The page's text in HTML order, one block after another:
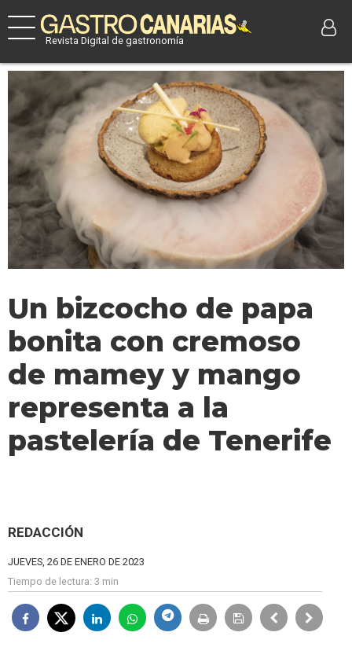
Revista Digital de gastronomía
Un bizcocho de papa
bonita con cremoso
de mamey y mango
representa a la
pastelería de Tenerife
REDACCIÓN
JUEVES, 26 DE ENERO DE 2023
Tiempo de lectura: 3 min